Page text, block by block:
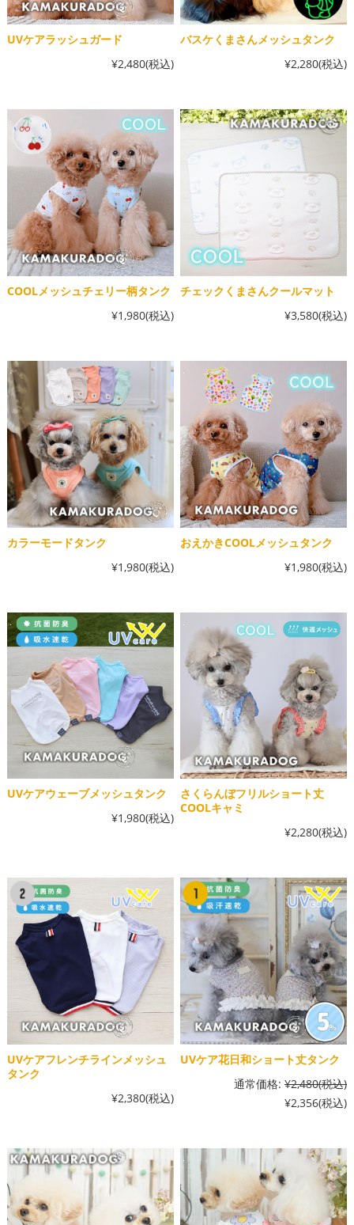
UVケアラッシュガード
¥2,480(税込)
バスケくまさんメッシュタンク
¥2,280(税込)
COOLメッシュチェリー柄タンク
¥1,980(税込)
チェックくまさんクールマット
¥3,580(税込)
カラーモードタンク
¥1,980(税込)
おえかきCOOLメッシュタンク
¥1,980(税込)
UVケアウェーブメッシュタンク
¥1,980(税込)
さくらんぼフリルショート丈
COOLキャミ
¥2,280(税込)
UVケアフレンチラインメッシュ
タンク
¥2,380(税込)
UVケア花日和ショート丈タンク
通常価格: ¥2,480(税込)
¥2,356(税込)